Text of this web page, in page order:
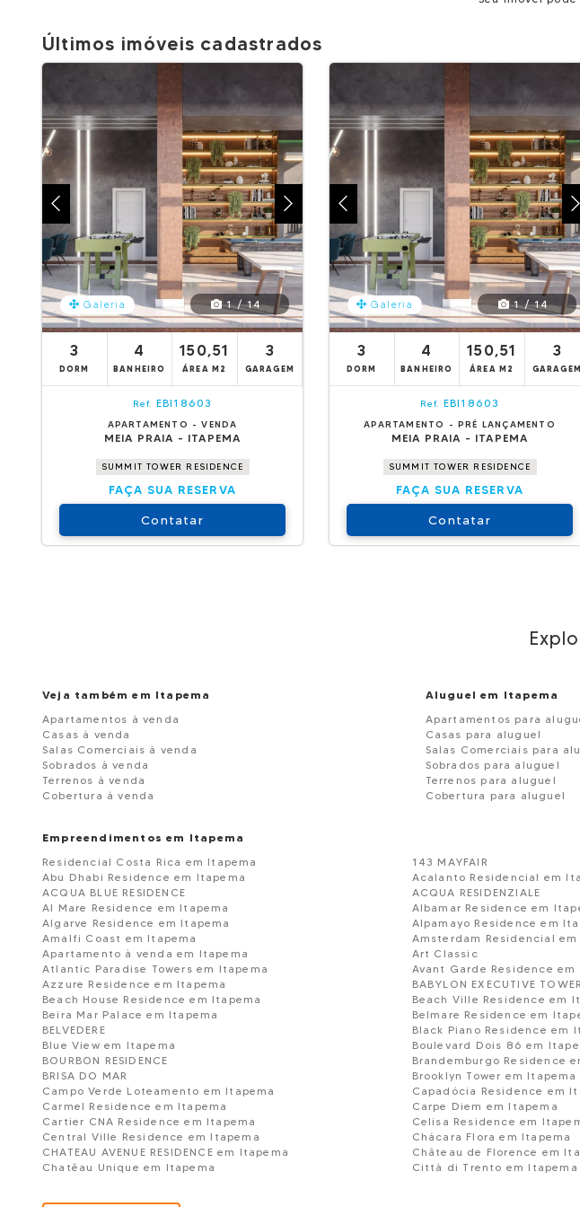
Últimos imóveis cadastrados
Galeria 1 / 14
3
DORM
4
BANHEIRO
150,51
ÁREA M2
3
GARAGEM
Ref. EBI18603
APARTAMENTO - VENDA
MEIA PRAIA - ITAPEMA
SUMMIT TOWER RESIDENCE
FAÇA SUA RESERVA
Contatar
Galeria 1 / 14
3
DORM
4
BANHEIRO
150,51
ÁREA M2
3
GARAGEM
Ref. EBI18603
APARTAMENTO - PRÉ LANÇAMENTO
MEIA PRAIA - ITAPEMA
SUMMIT TOWER RESIDENCE
FAÇA SUA RESERVA
Contatar
Veja também em Itapema
Apartamentos à venda
Casas à venda
Salas Comerciais à venda
Sobrados à venda
Terrenos à venda
Cobertura à venda
Aluguel em Itapema
Apartamentos para
Casas para aluguel
Salas Comerciais para
Sobrados para aluguel
Terrenos para aluguel
Cobertura para aluguel
Empreendimentos em Itapema
Residencial Costa Rica em Itapema
143 MAYFAIR
Abu Dhabi Residence em Itapema
Acalanto Residencial em
ACQUA BLUE RESIDENCE
ACQUA RESIDENZIALE
Al Mare Residence em Itapema
Albamar Residence em
Algarve Residence em Itapema
Alpamayo Residence em
Amalfi Coast em Itapema
Amsterdam Residencial
Apartamento à venda em Itapema
Art Classic
Atlantic Paradise Towers em Itapema
Avant Garde Residence em
Azzure Residence em Itapema
BABYLON EXECUTIVE TOWER
Beach House Residence em Itapema
Beach Ville Residence em
Beira Mar Palace em Itapema
Belmare Residence em
BELVEDERE
Black Piano Residence em
Blue View em Itapema
Boulevard Dois 86 em
BOURBON RESIDENCE
Brandemburgo Residence
BRISA DO MAR
Brooklyn Tower em Itapema
Campo Verde Loteamento em Itapema
Capadócia Residence em
Carmel Residence em Itapema
Carpe Diem em Itapema
Cartier CNA Residence em Itapema
Celisa Residence em
Central Ville Residence em Itapema
Chácara Flora em Itapema
CHATEAU AVENUE RESIDENCE em Itapema
Château de Florence em
Chatêau Unique em Itapema
Città di Trento em Itapema